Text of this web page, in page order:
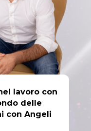
lavoro con
delle
con Angeli